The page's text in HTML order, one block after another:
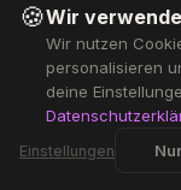
🍪Wir
Wir nutzen
personalisieren
deine
Einstellungen